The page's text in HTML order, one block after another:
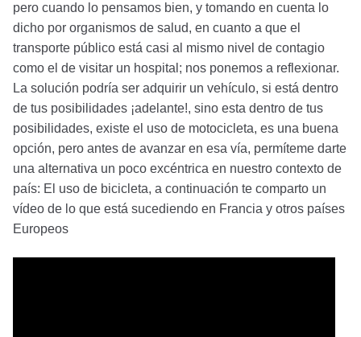
pero cuando lo pensamos bien, y tomando en cuenta lo
dicho por organismos de salud, en cuanto a que el
transporte público está casi al mismo nivel de contagio
como el de visitar un hospital; nos ponemos a reflexionar.
La solución podría ser adquirir un vehículo, si está dentro
de tus posibilidades ¡adelante!, sino esta dentro de tus
posibilidades, existe el uso de motocicleta, es una buena
opción, pero antes de avanzar en esa vía, permíteme darte
una alternativa un poco excéntrica en nuestro contexto de
país: El uso de bicicleta, a continuación te comparto un
vídeo de lo que está sucediendo en Francia y otros países
Europeos